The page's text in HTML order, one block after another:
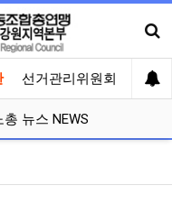
선거관리위원회
총 뉴스 NEWS